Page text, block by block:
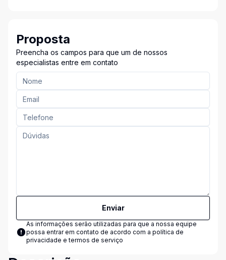
Proposta
Preencha os campos para que um de nossos
especialistas entre em contato
Enviar
As informações serão utilizadas para que a nossa equipe
possa entrar em contato de acordo com a política de
privacidade e termos de serviço